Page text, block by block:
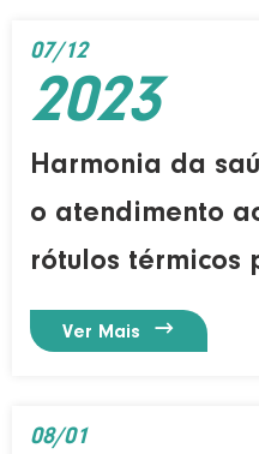
Harmonia da
o atendimento
rótulos térmicos
Ver Mais 
07/12
2023
08/01